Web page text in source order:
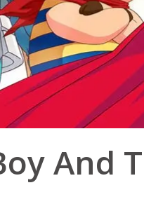
And